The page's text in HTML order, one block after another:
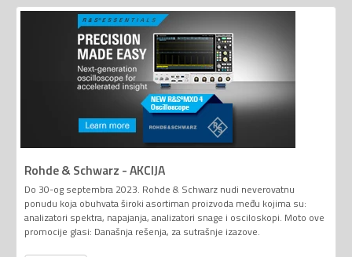
Rohde & Schwarz - AKCIJA
Do 30-og septembra 2023. Rohde & Schwarz nudi neverovatnu
ponudu koja obuhvata široki asortiman proizvoda među kojima su:
analizatori spektra, napajanja, analizatori snage i osciloskopi. Moto ove
promocije glasi: Današnja rešenja, za sutrašnje izazove.